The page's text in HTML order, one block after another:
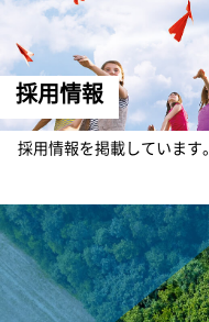
採用情報
採用情報を掲載しています。